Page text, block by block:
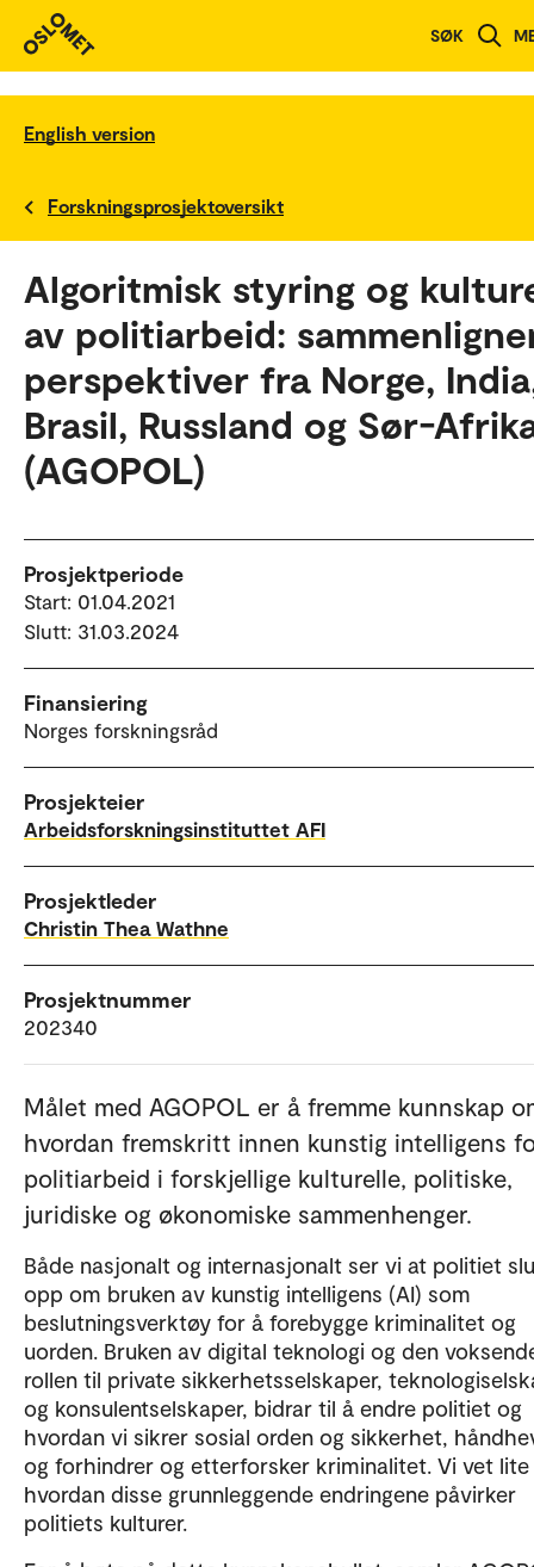
SØK
English version
Forskningsprosjektoversikt
Algoritmisk styring og
av politiarbeid:
perspektiver fra Norge,
Brasil, Russland og Sør-
(AGOPOL)
Prosjektperiode
Start: 01.04.2021
Slutt: 31.03.2024
Finansiering
Norges forskningsråd
Prosjekteier
Arbeidsforskningsinstituttet AFI
Prosjektleder
Christin Thea Wathne
Prosjektnummer
202340
Målet med AGOPOL er å fremme kunnskap
hvordan fremskritt innen kunstig intelligens
politiarbeid i forskjellige kulturelle, politiske,
juridiske og økonomiske sammenhenger.
Både nasjonalt og internasjonalt ser vi at politiet
opp om bruken av kunstig intelligens (AI) som
beslutningsverktøy for å forebygge kriminalitet og
uorden. Bruken av digital teknologi og den
rollen til private sikkerhetsselskaper,
og konsulentselskaper, bidrar til å endre politiet og
hvordan vi sikrer sosial orden og sikkerhet,
og forhindrer og etterforsker kriminalitet. Vi vet
hvordan disse grunnleggende endringene påvirker
politiets kulturer.